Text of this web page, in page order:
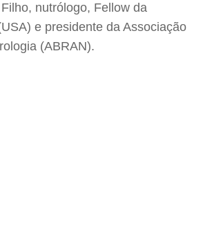
nutrólogo, Fellow da
e presidente da Associação
(ABRAN).